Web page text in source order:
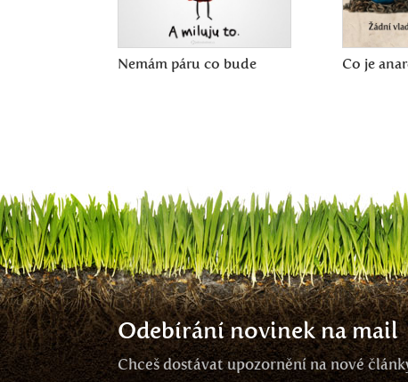
Nemám páru co bude Co je
Odebírání novinek na mail
Chceš dostávat upozornění na nové